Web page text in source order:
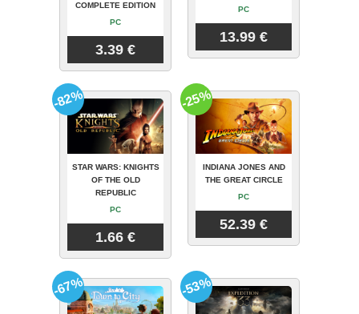
COMPLETE EDITION
PC
3.39 €
PC
13.99 €
STAR WARS: KNIGHTS
OF THE OLD
REPUBLIC
PC
1.66 €
-82%
INDIANA JONES AND
THE GREAT CIRCLE
PC
52.39 €
-25%
-67% -53%